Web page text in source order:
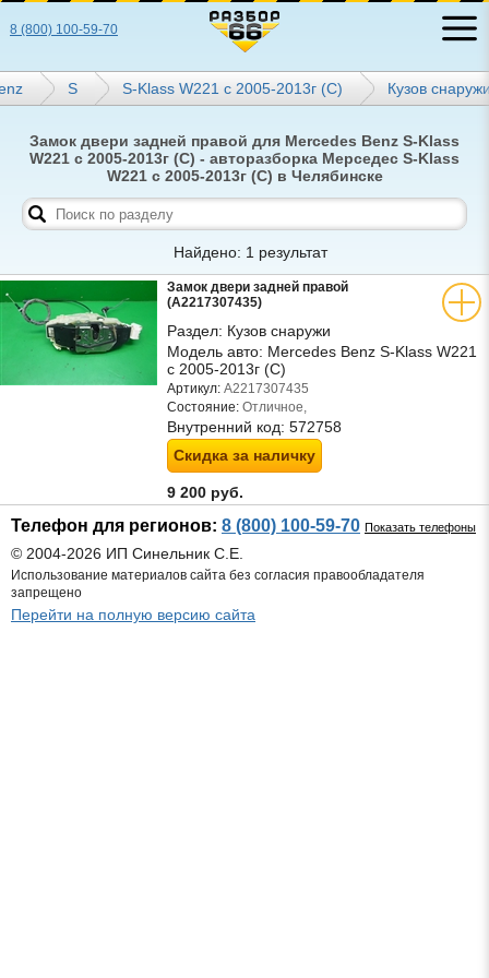
8 (800) 100-59-70
S S-Klass W221 с 2005-2013г (С) Кузов
Замок двери задней правой для Mercedes Benz S-Klass
W221 с 2005-2013г (С) - авторазборка Мерседес S-Klass
W221 с 2005-2013г (С) в Челябинске
Найдено: 1 результат
Замок двери задней правой
(A2217307435)
Раздел: Кузов снаружи
Модель авто: Mercedes Benz S-Klass W221
с 2005-2013г (С)
Артикул: A2217307435
Состояние: Отличное,
Внутренний код: 572758
Скидка за наличку
9 200 руб.
Телефон для регионов: 8 (800) 100-59-70 Показать телефоны
© 2004-2026 ИП Синельник С.Е.
Использование материалов сайта без согласия правообладателя
запрещено
Перейти на полную версию сайта